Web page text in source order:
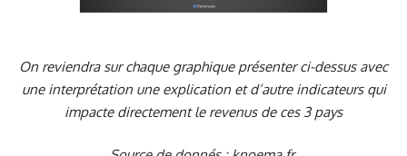
On reviendra sur chaque graphique présenter ci-dessus avec
une interprétation une explication et d’autre indicateurs qui
impacte directement le revenus de ces 3 pays